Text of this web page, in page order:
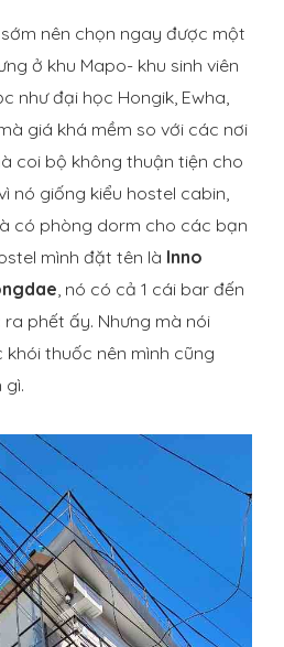
nên chọn ngay được một
ở khu Mapo- khu sinh viên
như đại học Hongik, Ewha,
giá khá mềm so với các nơi
coi bộ không thuận tiện cho
nó giống kiểu hostel cabin,
có phòng dorm cho các bạn
mình đặt tên là Inno
, nó có cả 1 cái bar đến
phết ấy. Nhưng mà nói
khói thuốc nên mình cũng
gì.